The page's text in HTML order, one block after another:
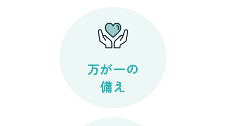
万が一の
備え